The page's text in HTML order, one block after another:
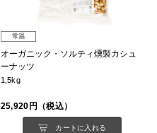
常温
オーガニック・ソルティ燻製カシュ
ーナッツ
1,5kg
25,920円（税込）
カートに入れる